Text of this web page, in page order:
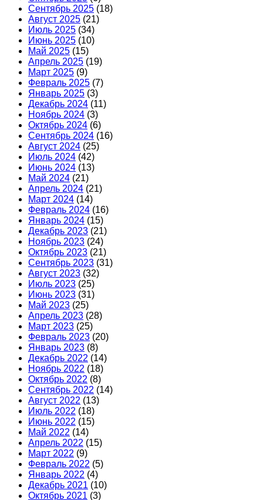
Сентябрь 2025 (18)
Август 2025 (21)
Июль 2025 (34)
Июнь 2025 (10)
Май 2025 (15)
Апрель 2025 (19)
Март 2025 (9)
Февраль 2025 (7)
Январь 2025 (3)
Декабрь 2024 (11)
Ноябрь 2024 (3)
Октябрь 2024 (6)
Сентябрь 2024 (16)
Август 2024 (25)
Июль 2024 (42)
Июнь 2024 (13)
Май 2024 (21)
Апрель 2024 (21)
Март 2024 (14)
Февраль 2024 (16)
Январь 2024 (15)
Декабрь 2023 (21)
Ноябрь 2023 (24)
Октябрь 2023 (21)
Сентябрь 2023 (31)
Август 2023 (32)
Июль 2023 (25)
Июнь 2023 (31)
Май 2023 (25)
Апрель 2023 (28)
Март 2023 (25)
Февраль 2023 (20)
Январь 2023 (8)
Декабрь 2022 (14)
Ноябрь 2022 (18)
Октябрь 2022 (8)
Сентябрь 2022 (14)
Август 2022 (13)
Июль 2022 (18)
Июнь 2022 (15)
Май 2022 (14)
Апрель 2022 (15)
Март 2022 (9)
Февраль 2022 (5)
Январь 2022 (4)
Декабрь 2021 (10)
Октябрь 2021 (3)